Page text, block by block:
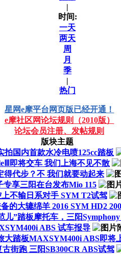
|
时间:
一天
两天
周
月
季
|
热门
星网e摩平台网页版已经开通！
e摩社区网论坛规则（2010版）
论坛会员注册、发帖规则
版块主题
拍国内首款水冷电喷125cc踏板
即将交车 我们上海不见不散
得代步？不 我们就要动起来
专享三阳在台发布Mio 115
不输日系对手 SYM T2试驾
的大辘绵羊 2016 SYM HD2
儿”踏板摩托车，三阳
ABS 试车报导
大踏板MAXSYM400i ABS即将
街跑 三阳SB300CR ABS试驾